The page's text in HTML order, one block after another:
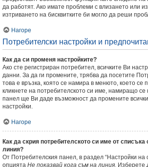
да работят. Ако имате проблеми с влизането или
изтриването на бисквитките би могло да реши
Нагоре
Потребителски настройки и
Как да си променя настройките?
Ако сте регистриран потребител, всичките Ви
данни. За да ги промените, трябва да посетите
това е връзка, която се намира в менюто, което се
кликнете на потребителското си име, намиращо се
панел ще Ви даде възможност да промените
настройки.
Нагоре
Как да скрия потребителското си име от списъка
линия?
От Потребителския панел, в раздел “Настройки
опцията Не показвай кога съм на линия. Изберете